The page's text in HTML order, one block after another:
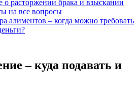
о расторжении брака и взыскании
на все вопросы
алиментов – когда можно требовать
– куда подавать и